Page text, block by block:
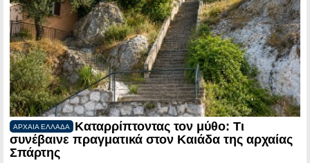
ΑΡΧΑΙΑ ΕΛΛΑΔΑ
Καταρρίπτοντας τον μύθο: Τι
συνέβαινε πραγματικά στον Καιάδα της αρχαίας
Σπάρτης